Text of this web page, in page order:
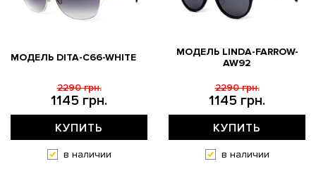
МОДЕЛЬ DITA-C66-WHITE
1145 грн.
2290 грн.
КУПИТЬ
в наличии
МОДЕЛЬ LINDA-FARROW-
AW92
1145 грн.
2290 грн.
КУПИТЬ
в наличии